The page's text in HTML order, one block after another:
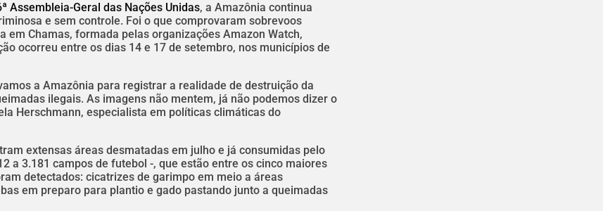
Assembleia-Geral das Nações Unidas, a Amazônia continua
e sem controle. Foi o que comprovaram sobrevoos
Chamas, formada pelas organizações Amazon Watch,
ocorreu entre os dias 14 e 17 de setembro, nos municípios de
a Amazônia para registrar a realidade de destruição da
ilegais. As imagens não mentem, já não podemos dizer o
Herschmann, especialista em políticas climáticas do
extensas áreas desmatadas em julho e já consumidas pelo
a 3.181 campos de futebol -, que estão entre os cinco maiores
detectados: cicatrizes de garimpo em meio a áreas
em preparo para plantio e gado pastando junto a queimadas